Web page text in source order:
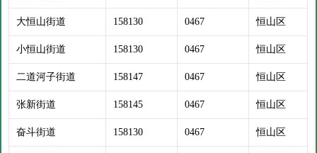
大恒山街道 158130 0467 恒山区
小恒山街道 158130 0467 恒山区
二道河子街道 158147 0467 恒山区
张新街道 158145 0467 恒山区
奋斗街道 158130 0467 恒山区